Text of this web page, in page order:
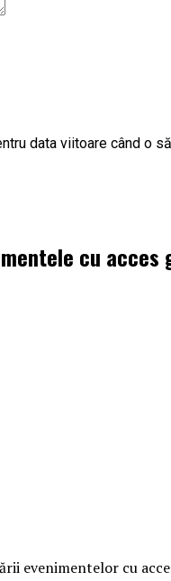
data viitoare când o
cu
evenimentelor cu